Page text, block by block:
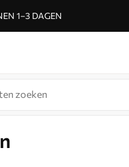
1–3 DAGEN